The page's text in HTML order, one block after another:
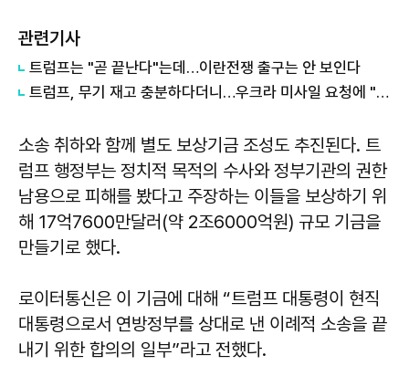
관련기사
트럼프는 "곧 끝난다"는데…이란전쟁 출구는 안 보인다
트럼프, 무기 재고 충분하다더니…우크라 미사일 요청에 "우리도 필요"
소송 취하와 함께 별도 보상기금 조성도 추진된다. 트
럼프 행정부는 정치적 목적의 수사와 정부기관의 권한
남용으로 피해를 봤다고 주장하는 이들을 보상하기 위
해 17억7600만달러(약 2조6000억원) 규모 기금을
만들기로 했다.
로이터통신은 이 기금에 대해 “트럼프 대통령이 현직
대통령으로서 연방정부를 상대로 낸 이례적 소송을 끝
내기 위한 합의의 일부”라고 전했다.